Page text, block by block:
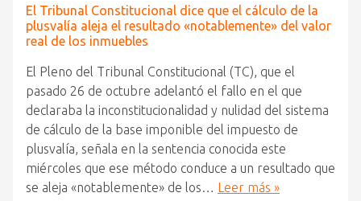
El Tribunal Constitucional dice que el cálculo de la
plusvalía aleja el resultado «notablemente» del valor
real de los inmuebles
El Pleno del Tribunal Constitucional (TC), que el
pasado 26 de octubre adelantó el fallo en el que
declaraba la inconstitucionalidad y nulidad del sistema
de cálculo de la base imponible del impuesto de
plusvalía, señala en la sentencia conocida este
miércoles que ese método conduce a un resultado que
se aleja «notablemente» de los… Leer más »